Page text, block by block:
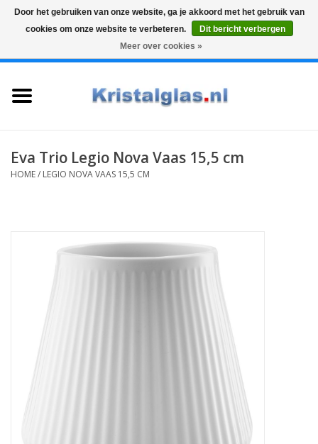
Graveren
Karaffen
Eva Trio Legio Nova Vaas 15,5 cm
HOME/ LEGIO NOVA VAAS 15,5 CM
Door het gebruiken van onze website, ga je akkoord met het gebruik van
cookies om onze website te verbeteren.
Dit bericht verbergen
Meer over cookies »